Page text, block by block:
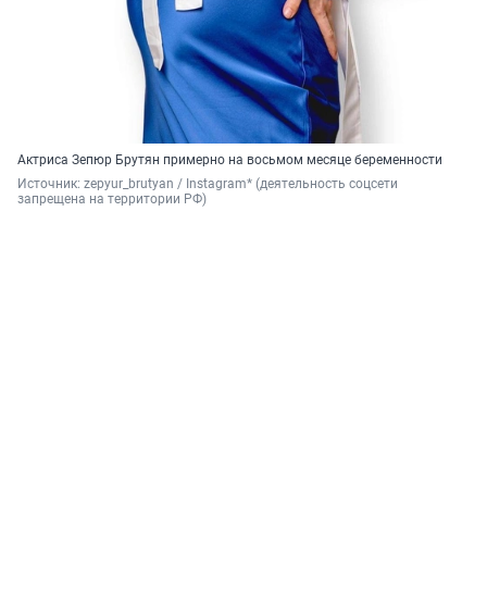
Актриса Зепюр Брутян примерно на восьмом месяце беременности
Источник: zepyur_brutyan / Instagram* (деятельность соцсети
запрещена на территории РФ)